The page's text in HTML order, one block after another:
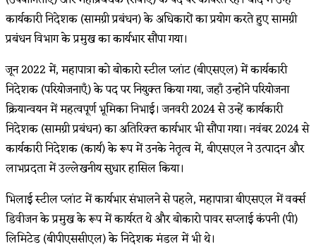
कार्यकारी निदेशक (सामग्री प्रबंधन) के अधिकारों का प्रयोग करते हुए सामग्री
प्रबंधन विभाग के प्रमुख का कार्यभार सौंपा गया।
जून 2022 में, महापात्रा को बोकारो स्टील प्लांट (बीएसएल) में कार्यकारी
निदेशक (परियोजनाएँ) के पद पर नियुक्त किया गया, जहाँ उन्होंने परियोजना
क्रियान्वयन में महत्वपूर्ण भूमिका निभाई। जनवरी 2024 से उन्हें कार्यकारी
निदेशक (सामग्री प्रबंधन) का अतिरिक्त कार्यभार भी सौंपा गया। नवंबर 2024 से
कार्यकारी निदेशक (कार्य) के रूप में उनके नेतृत्व में, बीएसएल ने उत्पादन और
लाभप्रदता में उल्लेखनीय सुधार हासिल किया।
भिलाई स्टील प्लांट में कार्यभार संभालने से पहले, महापात्रा बीएसएल में वर्क्स
डिवीजन के प्रमुख के रूप में कार्यरत थे और बोकारो पावर सप्लाई कंपनी (पी)
लिमिटेड (बीपीएससीएल) के निदेशक मंडल में भी थे।